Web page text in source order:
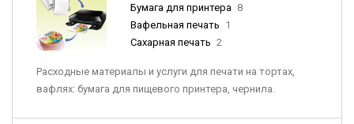
Бумага для принтера 8
Вафельная печать 1
Сахарная печать 2
Расходные материалы и услуги для печати на тортах,
вафлях: бумага для пищевого принтера, чернила.